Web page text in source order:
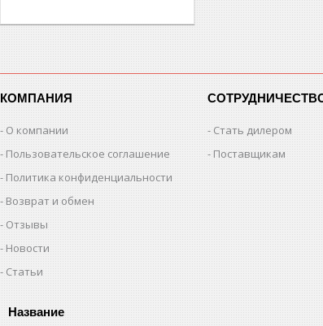
КОМПАНИЯ
О компании
Пользовательское соглашение
Политика конфиденциальности
Возврат и обмен
Отзывы
Новости
Статьи
Стать дилером
Поставщикам